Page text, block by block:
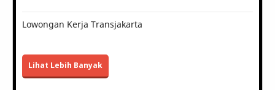
Lowongan Kerja Transjakarta
Lihat Lebih Banyak